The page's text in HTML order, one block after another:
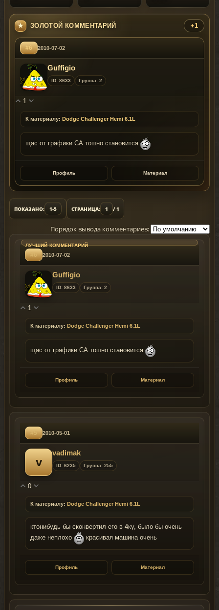
ЗОЛОТОЙ КОММЕНТАРИЙ +1
#6 2010-07-02
Guffigio
ID: 8633 Группа: 2
1
К материалу: Dodge Challenger Hemi 6.1L
щас от графики СА тошно становится
Профиль Материал
ПОКАЗАНО: 1-5 СТРАНИЦА: 1 / 1
Порядок вывода комментариев:
#6 2010-07-02
Guffigio
ID: 8633 Группа: 2
1
К материалу: Dodge Challenger Hemi 6.1L
щас от графики СА тошно становится
Профиль Материал
#5 2010-05-01
v
vadimak
ID: 6235 Группа: 255
0
К материалу: Dodge Challenger Hemi 6.1L
ктонибудь бы сконвертил его в 4ку, было бы очень
даже неплохо
красивая машина очень
Профиль Материал